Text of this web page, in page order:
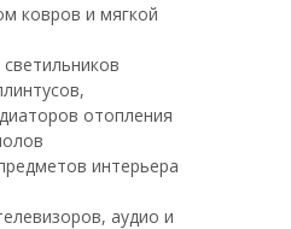
ковров и мягкой
отопления
интерьера
аудио и